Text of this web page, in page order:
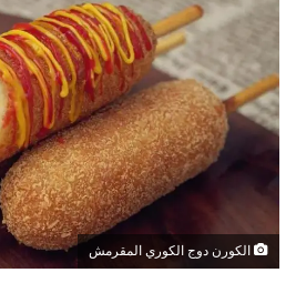
الكورن دوج الكوري المقرمش